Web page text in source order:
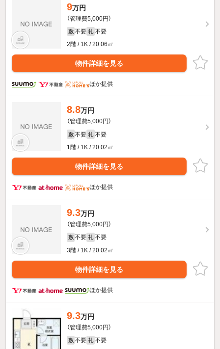
9万円
（管理費5,000円）
敷 不要 礼 不要
2階 / 1K / 20.06㎡
物件詳細を見る
ほか提供
8.8万円
（管理費5,000円）
敷 不要 礼 不要
1階 / 1K / 20.02㎡
物件詳細を見る
ほか提供
9.3万円
（管理費5,000円）
敷 不要 礼 不要
3階 / 1K / 20.02㎡
物件詳細を見る
ほか提供
9.3万円
（管理費5,000円）
敷 不要 礼 不要